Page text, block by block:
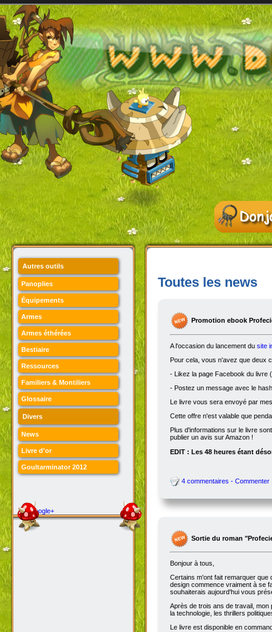
Autres outils
Panoplies
Équipements
Armes
Armes éthérées
Bestiaire
Ressources
Familiers & Montiliers
Glossaire
Divers
News
Livre d'or
Goultarminator 2012
Google+
Toutes les news
Promotion ebook
A l'occasion du lancement du site
Pour cela, vous n'avez que deux
- Likez la page Facebook du livre (
- Postez un message avec le
Le livre vous sera envoyé par
Cette offre n'est valable que
Plus d'informations sur le livre
publier un avis sur Amazon !
EDIT : Les 48 heures étant
4 commentaires - Commenter
Sortie du roman
Bonjour à tous,
Certains m'ont fait remarquer que
design commence vraiment à se
souhaiterais aujourd'hui vous
Après de trois ans de travail,
la technologie, les thrillers
Le livre est disponible en